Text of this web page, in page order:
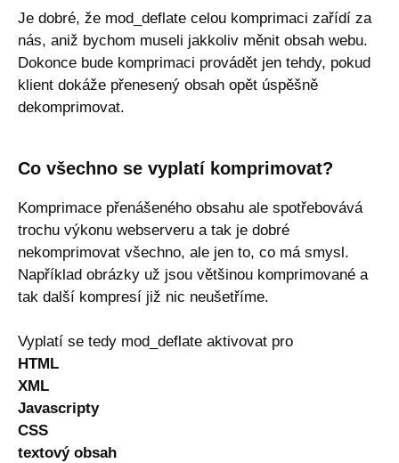
Je dobré, že mod_deflate celou komprimaci zařídí za
nás, aniž bychom museli jakkoliv měnit obsah webu.
Dokonce bude komprimaci provádět jen tehdy, pokud
klient dokáže přenesený obsah opět úspěšně
dekomprimovat.
Co všechno se vyplatí komprimovat?
Komprimace přenášeného obsahu ale spotřebovává
trochu výkonu webserveru a tak je dobré
nekomprimovat všechno, ale jen to, co má smysl.
Například obrázky už jsou většinou komprimované a
tak další kompresí již nic neušetříme.
Vyplatí se tedy mod_deflate aktivovat pro
HTML
XML
Javascripty
CSS
textový obsah